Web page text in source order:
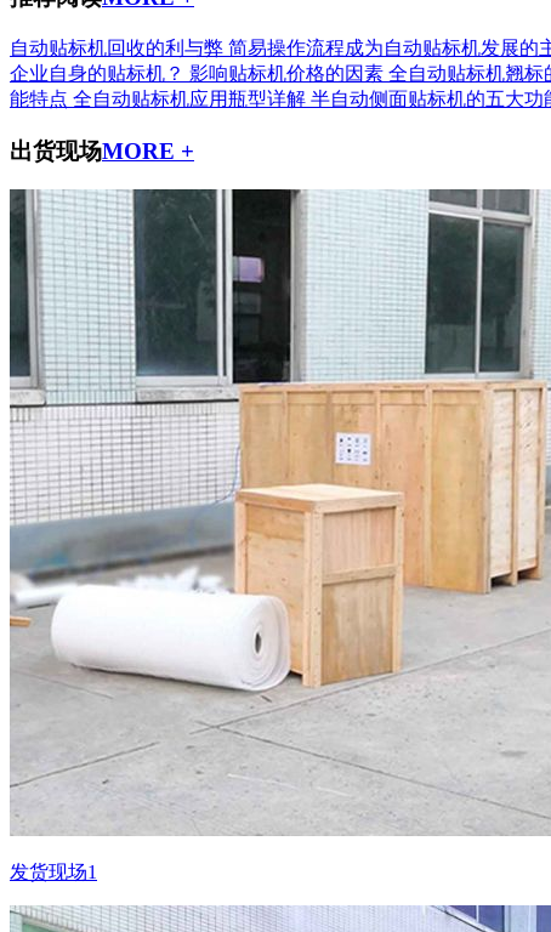
自动贴标机回收的利与弊 简易操作流程成为自动贴标机发展的
企业自身的贴标机？ 影响贴标机价格的因素 全自动贴标机翘标
能特点 全自动贴标机应用瓶型详解 半自动侧面贴标机的五大功
出货现场MORE +
发货现场1